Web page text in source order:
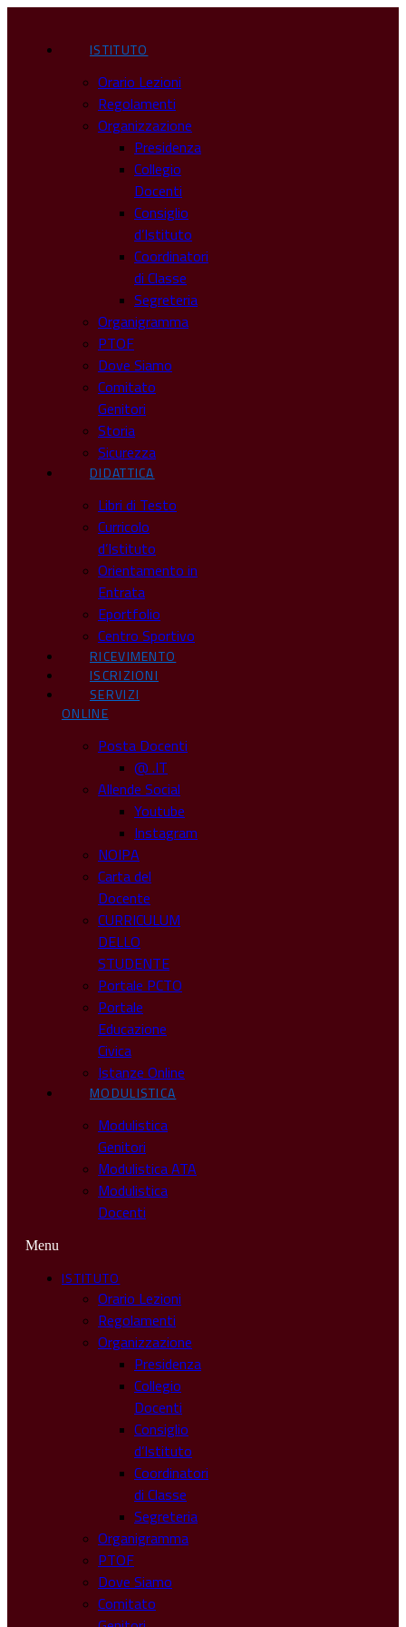
ISTITUTO
Orario Lezioni
Regolamenti
Organizzazione
Presidenza
Collegio
Docenti
Consiglio
d’Istituto
Coordinatori
di Classe
Segreteria
Organigramma
PTOF
Dove Siamo
Comitato
Genitori
Storia
Sicurezza
DIDATTICA
Libri di Testo
Curricolo
d’Istituto
Orientamento in
Entrata
Eportfolio
Centro Sportivo
RICEVIMENTO
ISCRIZIONI
SERVIZI
ONLINE
Posta Docenti
@ .IT
Allende Social
Youtube
Instagram
NOIPA
Carta del
Docente
CURRICULUM
DELLO
STUDENTE
Portale PCTO
Portale
Educazione
Civica
Istanze Online
MODULISTICA
Modulistica
Genitori
Modulistica ATA
Modulistica
Docenti
Menu
ISTITUTO
Orario Lezioni
Regolamenti
Organizzazione
Presidenza
Collegio
Docenti
Consiglio
d’Istituto
Coordinatori
di Classe
Segreteria
Organigramma
PTOF
Dove Siamo
Comitato